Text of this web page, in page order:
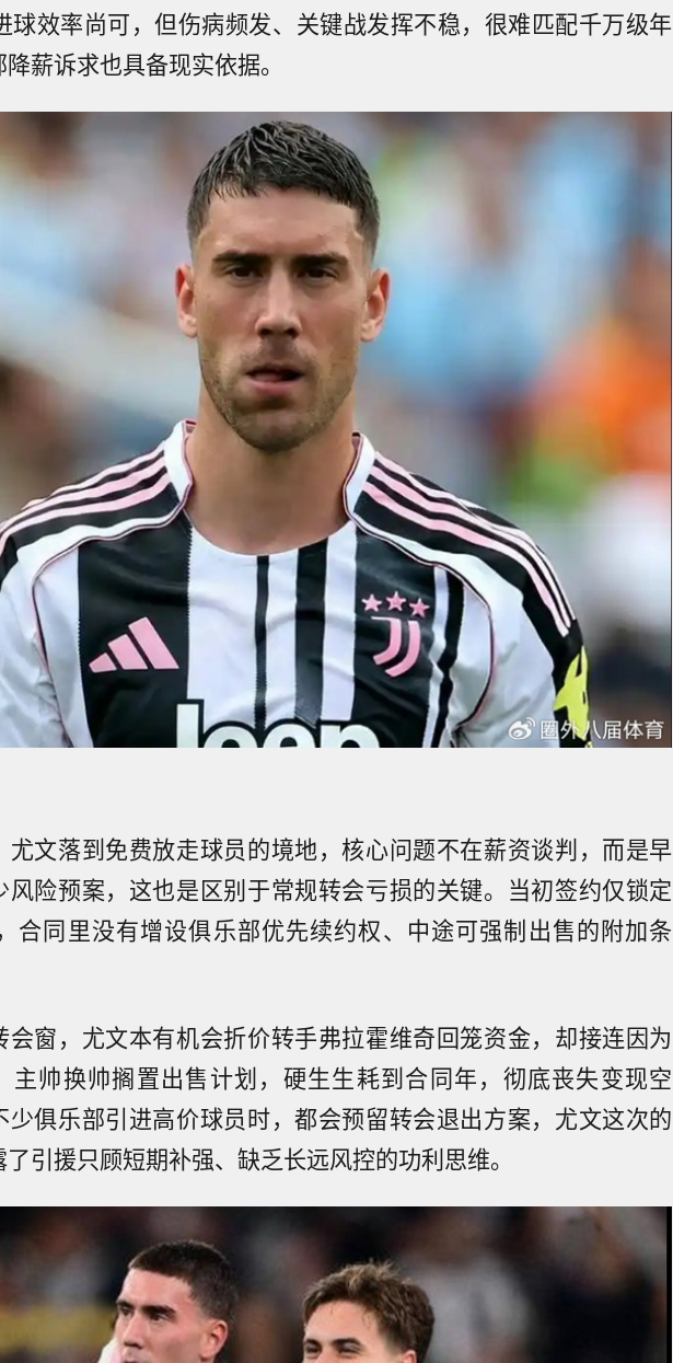
球效率尚可，但伤病频发、关键战发挥不稳，很难匹配千万级年
薪诉求也具备现实依据。
尤文落到免费放走球员的境地，核心问题不在薪资谈判，而是早
风险预案，这也是区别于常规转会亏损的关键。当初签约仅锁定
合同里没有增设俱乐部优先续约权、中途可强制出售的附加条
会窗，尤文本有机会折价转手弗拉霍维奇回笼资金，却接连因为
主帅换帅搁置出售计划，硬生生耗到合同年，彻底丧失变现空
少俱乐部引进高价球员时，都会预留转会退出方案，尤文这次的
引援只顾短期补强、缺乏长远风控的功利思维。